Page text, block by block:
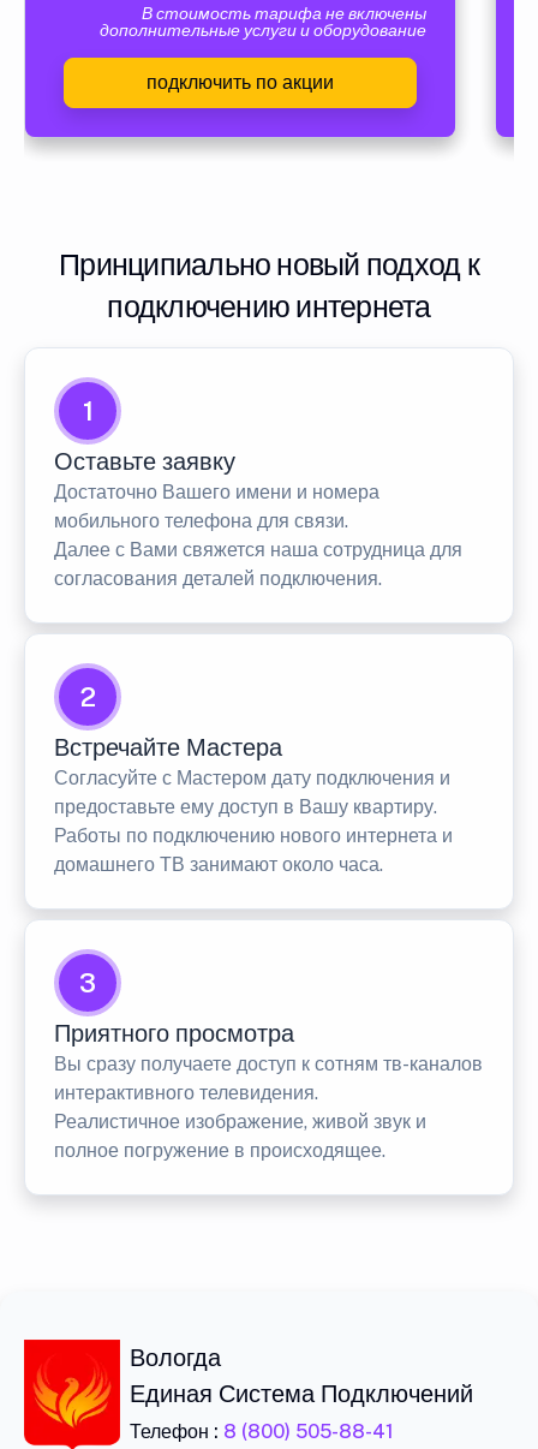
В стоимость тарифа не включены
дополнительные услуги и оборудование
подключить по акции
Принципиально новый подход к
подключению интернета
1
Оставьте заявку
Достаточно Вашего имени и номера
мобильного телефона для связи.
Далее с Вами свяжется наша сотрудница для
согласования деталей подключения.
2
Встречайте Мастера
Согласуйте с Мастером дату подключения и
предоставьте ему доступ в Вашу квартиру.
Работы по подключению нового интернета и
домашнего ТВ занимают около часа.
3
Приятного просмотра
Вы сразу получаете доступ к сотням тв-каналов
интерактивного телевидения.
Реалистичное изображение, живой звук и
полное погружение в происходящее.
Вологда
Единая Система Подключений
Телефон : 8 (800) 505-88-41